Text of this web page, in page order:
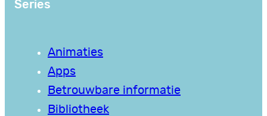
Series
Animaties
Apps
Betrouwbare informatie
Bibliotheek